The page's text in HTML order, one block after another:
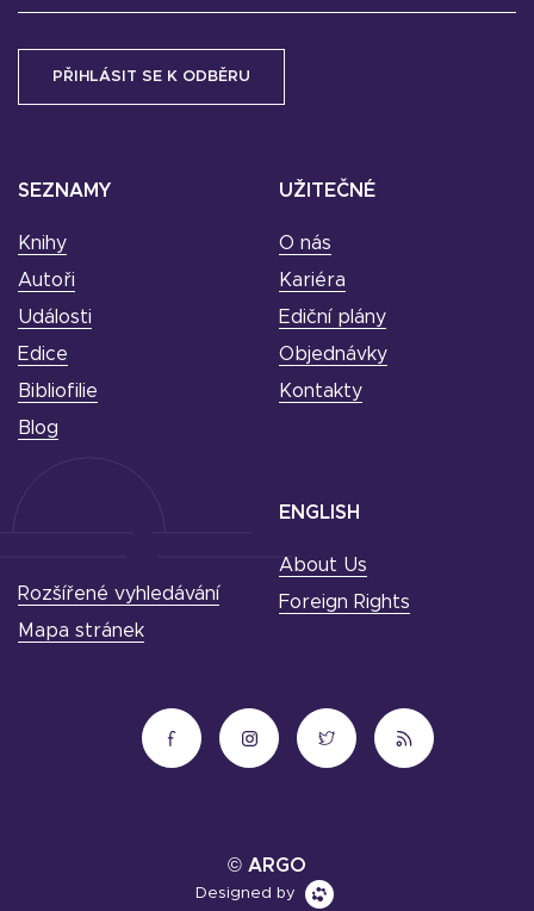
SEZNAMY
Knihy
Autoři
Události
Edice
Bibliofilie
Blog
UŽITEČNÉ
O nás
Kariéra
Ediční plány
Objednávky
Kontakty
ENGLISH
About Us
Foreign Rights
Rozšířené vyhledávání
Mapa stránek
© ARGO
Designed by